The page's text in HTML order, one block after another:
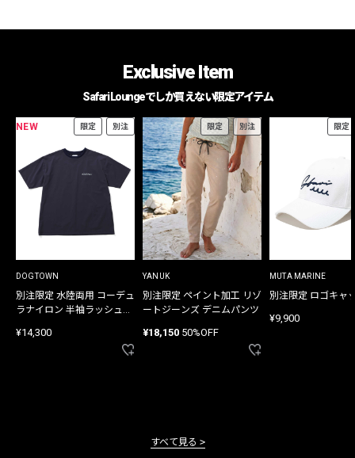
Exclusive Item
Safari Loungeでしか買えない限定アイテム
NEW 限定 別注
DOGTOWN
別注限定 水陸両用 コーデュ
ラナイロン 半袖ラッシュガ
¥14,300
限定 別注
YANUK
別注限定 ペイント加工 リゾ
ートジーンズ デニムパンツ
¥18,150 50%OFF
限定
MUTA MARINE
別注限定 ロゴキャ
¥9,900
すべて見る